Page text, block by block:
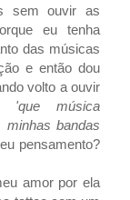
sem ouvir as
eu tenha
das músicas
e então dou
volto a ouvir
'que música
bandas
pensamento?
amor por ela